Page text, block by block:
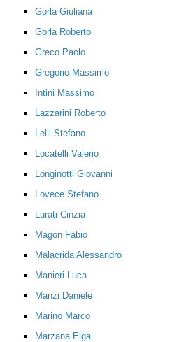
Gorla Giuliana
Gorla Roberto
Greco Paolo
Gregorio Massimo
Intini Massimo
Lazzarini Roberto
Lelli Stefano
Locatelli Valerio
Longinotti Giovanni
Lovece Stefano
Lurati Cinzia
Magon Fabio
Malacrida Alessandro
Manieri Luca
Manzi Daniele
Marino Marco
Marzana Elga